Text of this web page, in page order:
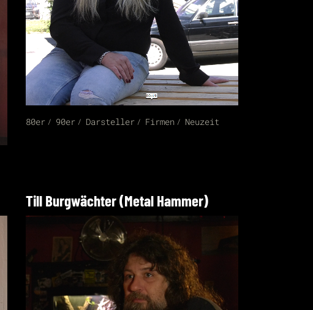
80er 90er Darsteller Firmen Neuzeit
Till Burgwächter (Metal Hammer)